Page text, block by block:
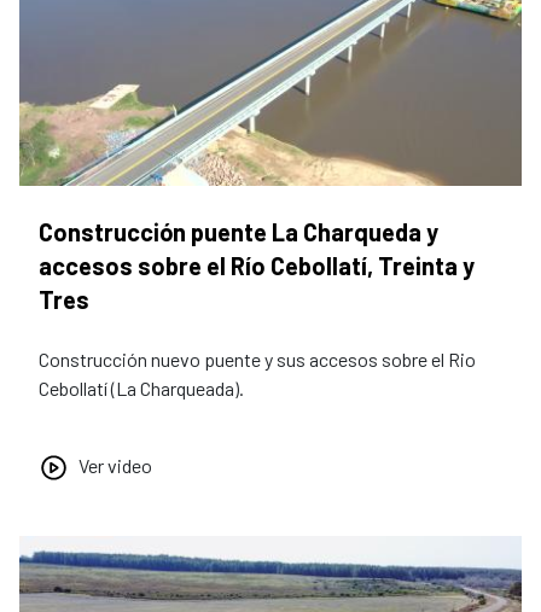
Construcción puente La Charqueda y
accesos sobre el Río Cebollatí, Treinta y
Tres
Construcción nuevo puente y sus accesos sobre el Rio
Cebollatí (La Charqueada).
Ver video